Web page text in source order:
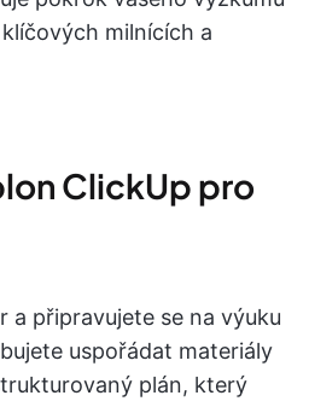
milnících a
ClickUp pro
a připravujete se na výuku
uspořádat materiály
plán, který